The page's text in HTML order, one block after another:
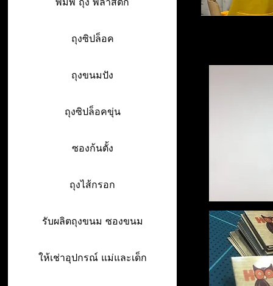
ถุงซิปล็อค
ถุงขนมปัง
ถุงซิปล็อคขุ่น
ซองก้นตั้ง
ถุงไส้กรอก
รับผลิตถุงขนม ซองขนม
ให้เช่าอุปกรณ์ แม่และเด็ก